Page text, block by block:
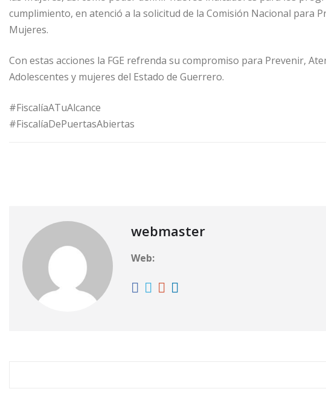
cumplimiento, en atenció a la solicitud de la Comisión Nacional para
Mujeres.
Con estas acciones la FGE refrenda su compromiso para Prevenir,
Adolescentes y mujeres del Estado de Guerrero.
#FiscalíaATuAlcance
#FiscalíaDePuertasAbiertas
webmaster
Web: